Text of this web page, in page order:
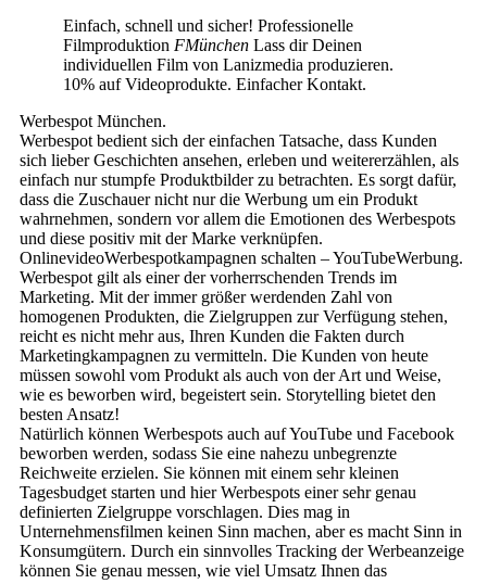
Einfach, schnell und sicher! Professionelle
Filmproduktion FMünchen Lass dir Deinen
individuellen Film von Lanizmedia produzieren.
10% auf Videoprodukte. Einfacher Kontakt.
Werbespot München.
Werbespot bedient sich der einfachen Tatsache, dass Kunden
sich lieber Geschichten ansehen, erleben und weitererzählen, als
einfach nur stumpfe Produktbilder zu betrachten. Es sorgt dafür,
dass die Zuschauer nicht nur die Werbung um ein Produkt
wahrnehmen, sondern vor allem die Emotionen des Werbespots
und diese positiv mit der Marke verknüpfen.
OnlinevideoWerbespotkampagnen schalten – YouTubeWerbung.
Werbespot gilt als einer der vorherrschenden Trends im
Marketing. Mit der immer größer werdenden Zahl von
homogenen Produkten, die Zielgruppen zur Verfügung stehen,
reicht es nicht mehr aus, Ihren Kunden die Fakten durch
Marketingkampagnen zu vermitteln. Die Kunden von heute
müssen sowohl vom Produkt als auch von der Art und Weise,
wie es beworben wird, begeistert sein. Storytelling bietet den
besten Ansatz!
Natürlich können Werbespots auch auf YouTube und Facebook
beworben werden, sodass Sie eine nahezu unbegrenzte
Reichweite erzielen. Sie können mit einem sehr kleinen
Tagesbudget starten und hier Werbespots einer sehr genau
definierten Zielgruppe vorschlagen. Dies mag in
Unternehmensfilmen keinen Sinn machen, aber es macht Sinn in
Konsumgütern. Durch ein sinnvolles Tracking der Werbeanzeige
können Sie genau messen, wie viel Umsatz Ihnen das